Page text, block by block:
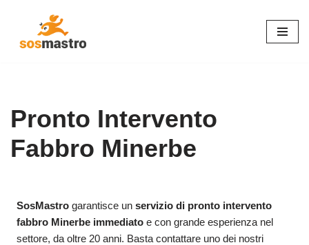
Pronto Intervento
Fabbro Minerbe
SosMastro garantisce unservizio di pronto intervento
fabbro Minerbe immediato e con grande esperienza nel
settore, da oltre 20 anni. Basta contattare uno dei nostri